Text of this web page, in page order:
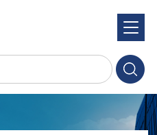
SYSTEM